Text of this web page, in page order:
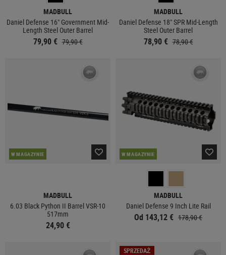
MADBULL
Daniel Defense 16" Government Mid-
Length Steel Outer Barrel
79,90 € 79,90 €
MADBULL
Daniel Defense 18" SPR Mid-Length
Steel Outer Barrel
78,90 € 78,90 €
W MAGAZYNIE
MADBULL
6.03 Black Python II Barrel VSR-10
517mm
24,90 €
W MAGAZYNIE
MADBULL
Daniel Defense 9 Inch Lite Rail
Od 143,12 € 178,90 €
SPRZEDAŻ